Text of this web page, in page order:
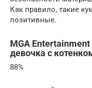
Как правило, такие
позитивные.
MGA
девочка с
88%